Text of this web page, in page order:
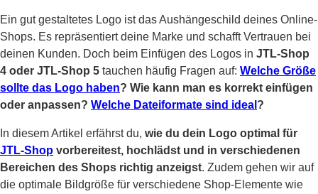
Ein gut gestaltetes Logo ist das Aushängeschild deines Online-
Shops. Es repräsentiert deine Marke und schafft Vertrauen bei
deinen Kunden. Doch beim Einfügen des Logos in JTL-Shop
4 oder JTL-Shop 5 tauchen häufig Fragen auf: Welche Größe
sollte das Logo haben? Wie kann man es korrekt einfügen
oder anpassen? Welche Dateiformate sind ideal ?
In diesem Artikel erfährst du, wie du dein Logo optimal für
JTL-Shop vorbereitest, hochlädst und in verschiedenen
Bereichen des Shops richtig anzeigst. Zudem gehen wir auf
die optimale Bildgröße für verschiedene Shop-Elemente wie